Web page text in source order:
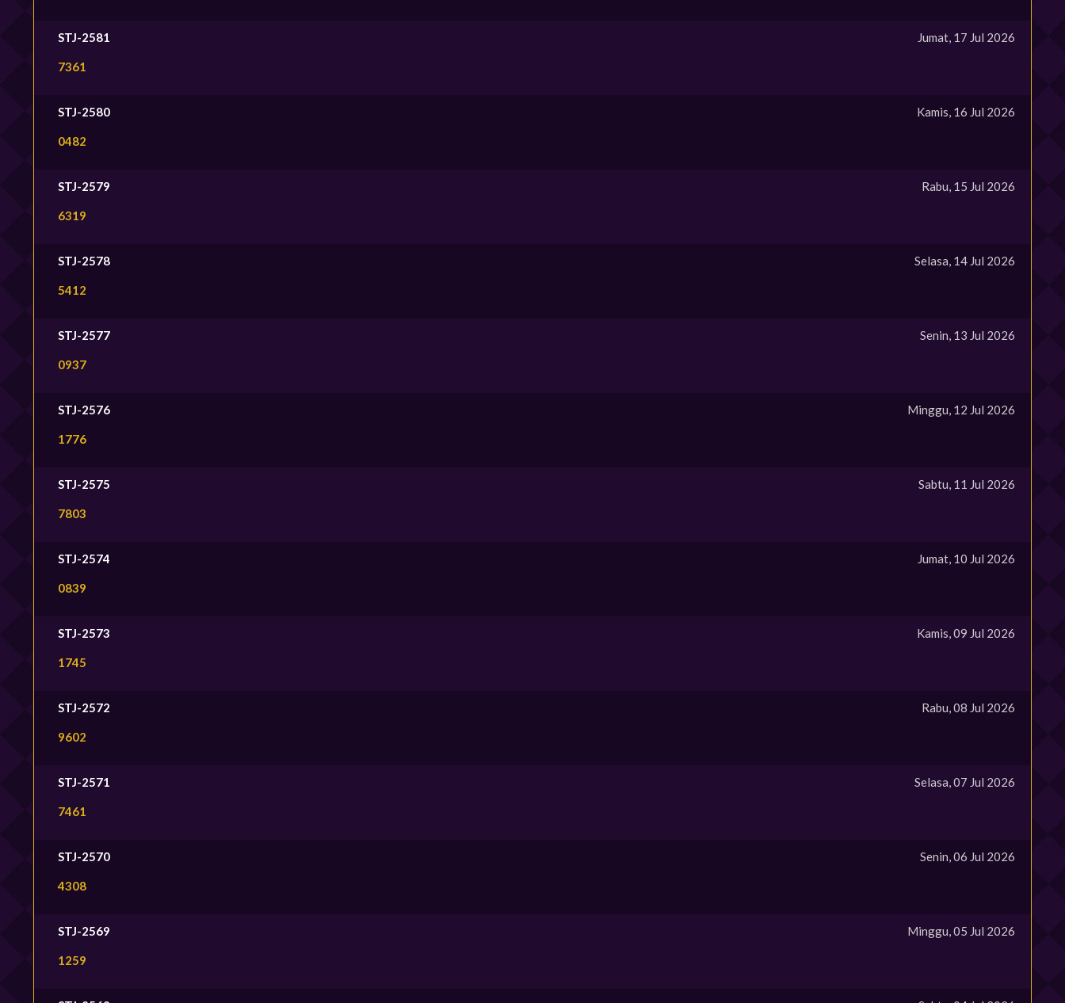
STJ-2581 Jumat, 17 Jul 2026
7361
STJ-2580 Kamis, 16 Jul 2026
0482
STJ-2579 Rabu, 15 Jul 2026
6319
STJ-2578 Selasa, 14 Jul 2026
5412
STJ-2577 Senin, 13 Jul 2026
0937
STJ-2576 Minggu, 12 Jul 2026
1776
STJ-2575 Sabtu, 11 Jul 2026
7803
STJ-2574 Jumat, 10 Jul 2026
0839
STJ-2573 Kamis, 09 Jul 2026
1745
STJ-2572 Rabu, 08 Jul 2026
9602
STJ-2571 Selasa, 07 Jul 2026
7461
STJ-2570 Senin, 06 Jul 2026
4308
STJ-2569 Minggu, 05 Jul 2026
1259